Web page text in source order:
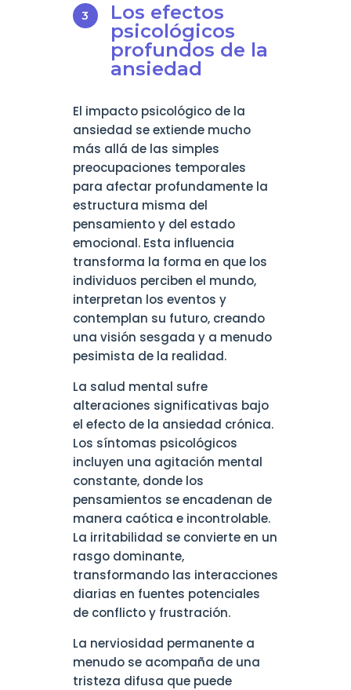
Los efectos
psicológicos
profundos de la
ansiedad
El impacto psicológico de la
ansiedad se extiende mucho
más allá de las simples
preocupaciones temporales
para afectar profundamente la
estructura misma del
pensamiento y del estado
emocional. Esta influencia
transforma la forma en que los
individuos perciben el mundo,
interpretan los eventos y
contemplan su futuro, creando
una visión sesgada y a menudo
pesimista de la realidad.
La salud mental sufre
alteraciones significativas bajo
el efecto de la ansiedad crónica.
Los síntomas psicológicos
incluyen una agitación mental
constante, donde los
pensamientos se encadenan de
manera caótica e incontrolable.
La irritabilidad se convierte en un
rasgo dominante,
transformando las interacciones
diarias en fuentes potenciales
de conflicto y frustración.
La nerviosidad permanente a
menudo se acompaña de una
tristeza difusa que puede